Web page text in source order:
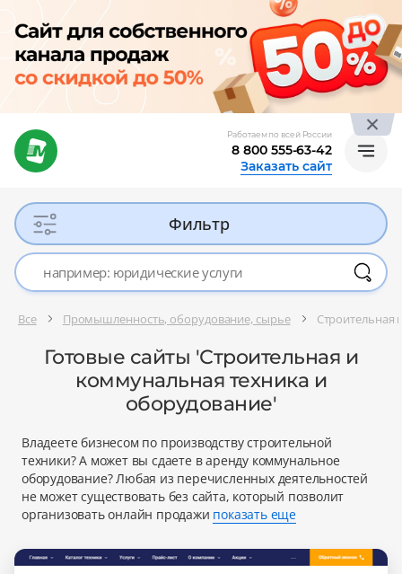
Работаем по всей России
8 800 555-63-42
Заказать сайт
Фильтр
Все Промышленность, оборудование, сырье Строительная
Готовые сайты 'Строительная и
коммунальная техника и
оборудование'
Владеете бизнесом по производству строительной
техники? А может вы сдаете в аренду коммунальное
оборудование? Любая из перечисленных деятельностей
не может существовать без сайта, который позволит
организовать онлайн продажи показать еще